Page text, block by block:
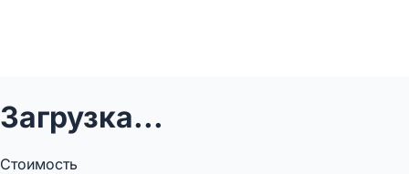
Загрузка...
Стоимость